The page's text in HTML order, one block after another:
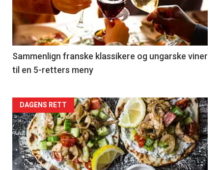
nå
-
5
Sammenlign franske klassikere og ungarske viner
til en 5-retters meny
Forsiden
akkurat
nå
DAGENS RETT